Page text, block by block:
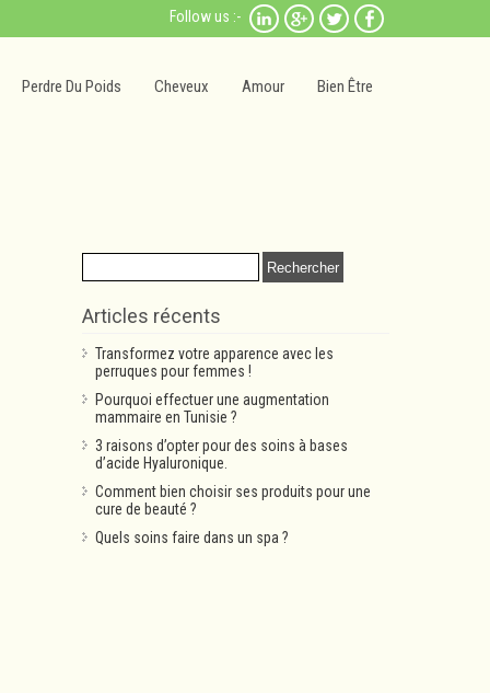
Follow us :-
Perdre Du Poids Cheveux Amour Bien Être
Rechercher :
Articles récents
Transformez votre apparence avec les
perruques pour femmes !
Pourquoi effectuer une augmentation
mammaire en Tunisie ?
3 raisons d’opter pour des soins à bases
d’acide Hyaluronique.
Comment bien choisir ses produits pour une
cure de beauté ?
Quels soins faire dans un spa ?